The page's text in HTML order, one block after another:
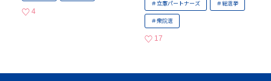
4
立憲パートナーズ 総選挙
衆院選
17